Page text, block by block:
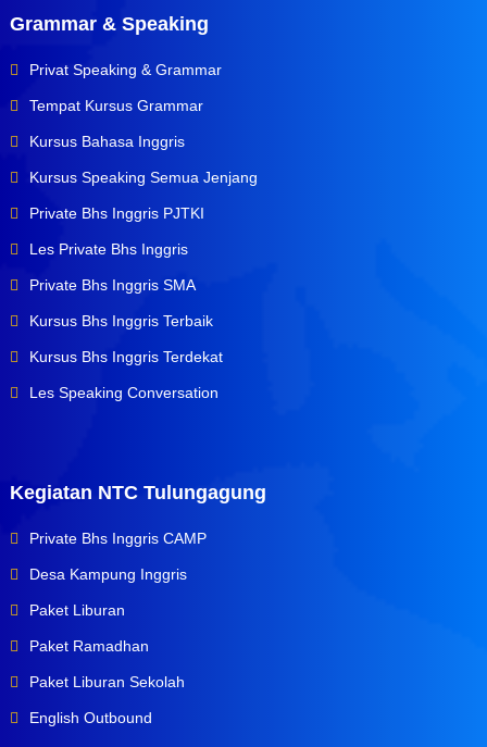
Grammar & Speaking
Privat Speaking & Grammar
Tempat Kursus Grammar
Kursus Bahasa Inggris
Kursus Speaking Semua Jenjang
Private Bhs Inggris PJTKI
Les Private Bhs Inggris
Private Bhs Inggris SMA
Kursus Bhs Inggris Terbaik
Kursus Bhs Inggris Terdekat
Les Speaking Conversation
Kegiatan NTC Tulungagung
Private Bhs Inggris CAMP
Desa Kampung Inggris
Paket Liburan
Paket Ramadhan
Paket Liburan Sekolah
English Outbound